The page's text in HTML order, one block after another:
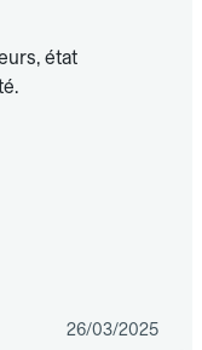
état
26/03/2025